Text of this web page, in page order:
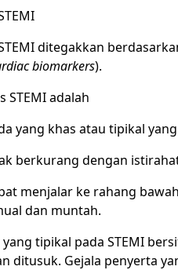
ditegakkan
biomarkers).
STEMI adalah
yang khas atau tipikal
berkurang dengan
menjalar ke rahang
dan muntah.
yang tipikal pada STEMI
ditusuk. Gejala penyerta